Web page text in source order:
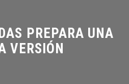
PREPARA UNA
VERSIÓN